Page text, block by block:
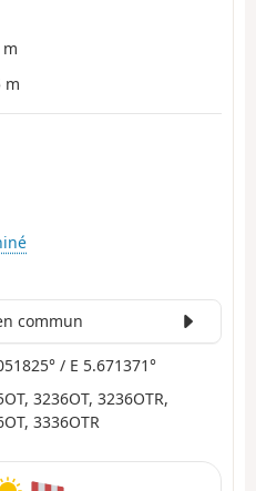
m
m
commun
/ E 5.671371°
3236OT, 3236OTR,
3336OTR